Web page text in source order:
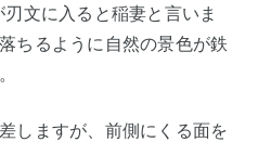
文に入ると稲妻と言いま
ちるように自然の景色が鉄
しますが、前側にくる面を